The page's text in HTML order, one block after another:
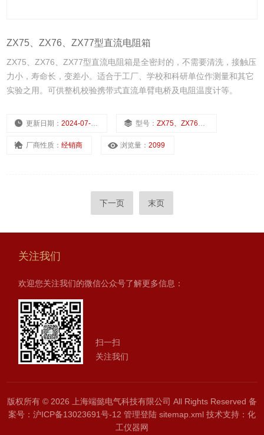
ZX75、ZX76、ZX77型直流电阻箱
ZX75、ZX76、ZX77型直流电阻箱是全密封的，不需要清洗，接触压
力小，寿命长，变差小。适合于工厂、学校和科研单位作测量和其它
实验之用。可供整机校验携带式直流单臂电桥及电阻温度计等。
更新日期：2024-07-23 型号：ZX75、ZX76、ZX77型
厂商性质：经销商 浏览量：2099
下一页 末页
关注我们
欢迎您关注我们的微信公众号了解更多信息：
扫一扫
关注我们
版权所有 © 2026 上海端懿电气科技有限公司 All Rights Reserved 备
案号：沪ICP备13023691号-12 管理登陆 sitemap.xml 技术支持： 化
工仪器网